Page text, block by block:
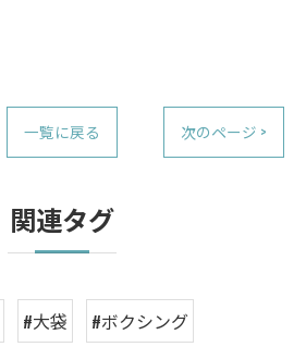
一覧に戻る 次のページ >
関連タグ
#大袋 #ボクシング